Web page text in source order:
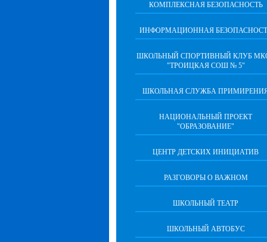
КОМПЛЕКСНАЯ БЕЗОПАСНОСТЬ
ИНФОРМАЦИОННАЯ
ШКОЛЬНЫЙ СПОРТИВНЫЙ КЛУБ
"ТРОИЦКАЯ СОШ № 5"
ШКОЛЬНАЯ СЛУЖБА
НАЦИОНАЛЬНЫЙ ПРОЕКТ
"ОБРАЗОВАНИЕ"
ЦЕНТР ДЕТСКИХ ИНИЦИАТИВ
РАЗГОВОРЫ О ВАЖНОМ
ШКОЛЬНЫЙ ТЕАТР
ШКОЛЬНЫЙ АВТОБУС